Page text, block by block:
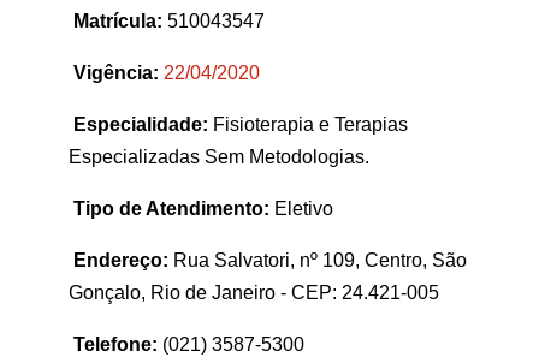
Matrícula: 510043547
Vigência: 22/04/2020
Especialidade: Fisioterapia e Terapias
Especializadas Sem Metodologias.
Tipo de Atendimento: Eletivo
Endereço: Rua Salvatori, nº 109, Centro, São
Gonçalo, Rio de Janeiro - CEP: 24.421-005
Telefone: (021) 3587-5300